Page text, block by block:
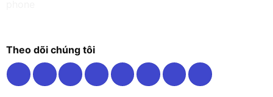
Theo dõi chúng tôi